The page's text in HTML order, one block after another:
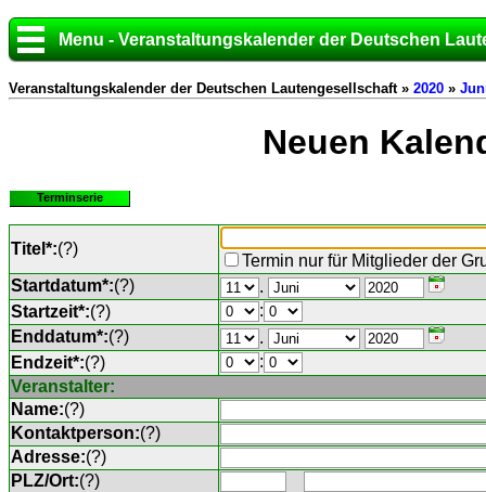
Menu - Veranstaltungskalender der Deutschen
Veranstaltungskalender der Deutschen Lautengesellschaft » 2020 »
Neuen
Terminserie
Titel*:(?)
Termin nur für Mitglieder der
Startdatum*:(?)
.
Startzeit*:(?)
:
Enddatum*:(?)
.
Endzeit*:(?)
:
Veranstalter:
Name:(?)
Kontaktperson:(?)
Adresse:(?)
PLZ/Ort:(?)